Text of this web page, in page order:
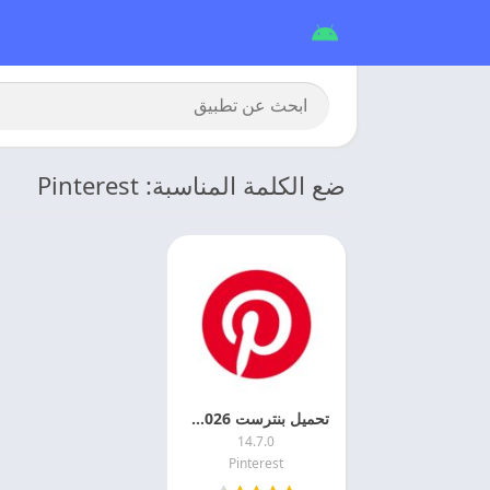
ضع الكلمة المناسبة: Pinterest
تحميل بنترست 2026 Pinterest للاندرويد
14.7.0
Pinterest